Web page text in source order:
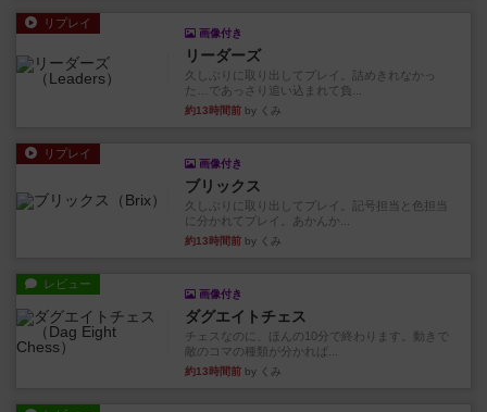
リプレイ
画像付き
リーダーズ
久しぶりに取り出してプレイ。詰めきれなかっ
た…であっさり追い込まれて負...
約13時間前 by くみ
リプレイ
画像付き
ブリックス
久しぶりに取り出してプレイ。記号担当と色担当
に分かれてプレイ。あかんか...
約13時間前 by くみ
レビュー
画像付き
ダグエイトチェス
チェスなのに、ほんの10分で終わります。動きで
敵のコマの種類が分かれば...
約13時間前 by くみ